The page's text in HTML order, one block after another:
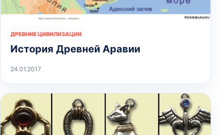
ДРЕВНИЕ ЦИВИЛИЗАЦИИ
История Древней Аравии
24.01.2017